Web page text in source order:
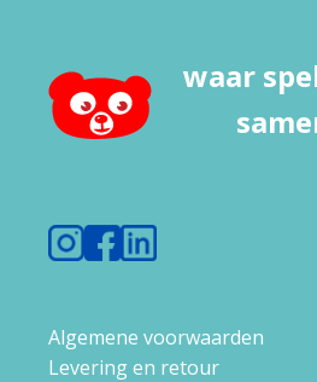
waar
Algemene voorwaarden
Levering en retour